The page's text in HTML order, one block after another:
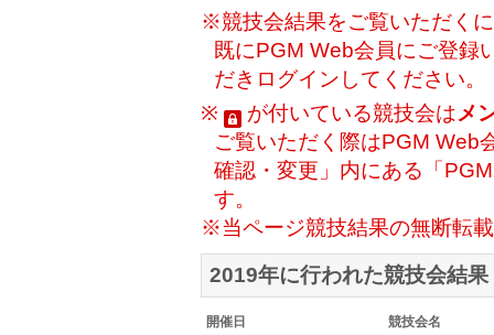
※競技会結果をご覧いただく
既にPGM Web会員にご登録
だきログインしてください。
※
が付いている競技会はメ
ご覧いただく際はPGM Web
確認・変更」内にある「
す。
※当ページ競技結果の無断転
2019年に行われた競技会結果
開催日 競技会名